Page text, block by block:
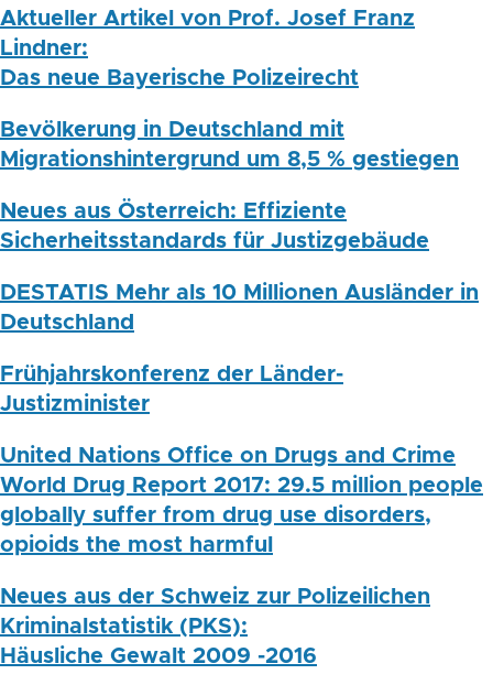
Aktueller Artikel von Prof. Josef Franz
Lindner:
Das neue Bayerische Polizeirecht
Bevölkerung in Deutschland mit
Migrationshintergrund um 8,5 % gestiegen
Neues aus Österreich: Effiziente
Sicherheitsstandards für Justizgebäude
DESTATIS Mehr als 10 Millionen Ausländer in
Deutschland
Frühjahrskonferenz der Länder-
Justizminister
United Nations Office on Drugs and Crime
World Drug Report 2017: 29.5 million people
globally suffer from drug use disorders,
opioids the most harmful
Neues aus der Schweiz zur Polizeilichen
Kriminalstatistik (PKS):
Häusliche Gewalt 2009 -2016